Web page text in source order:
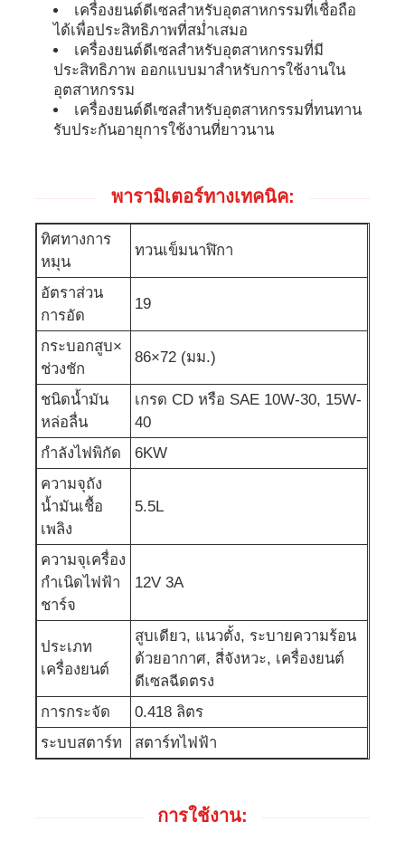
เครื่องกำเนิดไฟฟ้าสำหรับใช้ในบ้าน
ชุดเครื่องสร้างหลังคา
เครื่องผลิตเสียงต่ํา
การบำรุงรักษาเครื่องกำเนิดไฟฟ้า
ชุดเครื่องกำเนิดไฟฟ้าเชื่อม
เครื่องยนต์ดีเซลเจเนอเรเตอร์
ปั๊มน้ำเสีย
เครื่องยนต์ดีเซลสำหรับอุตสาหกรรมที่เชื่อถือ
ได้เพื่อประสิทธิภาพที่สม่ำเสมอ
เครื่องยนต์ดีเซลสำหรับอุตสาหกรรมที่มี
ประสิทธิภาพ ออกแบบมาสำหรับการใช้งานใน
อุตสาหกรรม
เครื่องยนต์ดีเซลสำหรับอุตสาหกรรมที่ทนทาน
รับประกันอายุการใช้งานที่ยาวนาน
พารามิเตอร์ทางเทคนิค:
ทิศทางการ
หมุน
ทวนเข็มนาฬิกา
อัตราส่วน
การอัด
19
กระบอกสูบ×
ช่วงชัก
86×72 (มม.)
ชนิดน้ำมัน
หล่อลื่น
เกรด CD หรือ SAE 10W-30, 15W-
40
กำลังไฟพิกัด
6KW
ความจุถัง
น้ำมันเชื้อ
เพลิง
5.5L
ความจุเครื่อง
กำเนิดไฟฟ้า
ชาร์จ
12V 3A
ประเภท
เครื่องยนต์
สูบเดียว, แนวตั้ง, ระบายความร้อน
ด้วยอากาศ, สี่จังหวะ, เครื่องยนต์
ดีเซลฉีดตรง
การกระจัด
0.418 ลิตร
ระบบสตาร์ท
สตาร์ทไฟฟ้า
การใช้งาน: